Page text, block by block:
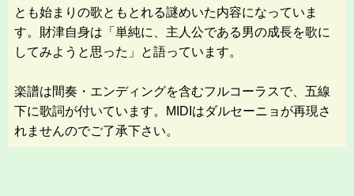
とも始まりの歌ともとれる謎めいた内容になっていま
す。財津自身は「単純に、主人公である男の成長を歌に
してみようと思った」と語っています。
楽譜は間奏・エンディングを含むフルコーラスで、五線
下に歌詞が付いています。MIDIはダルセーニョが再現さ
れませんのでご了承下さい。